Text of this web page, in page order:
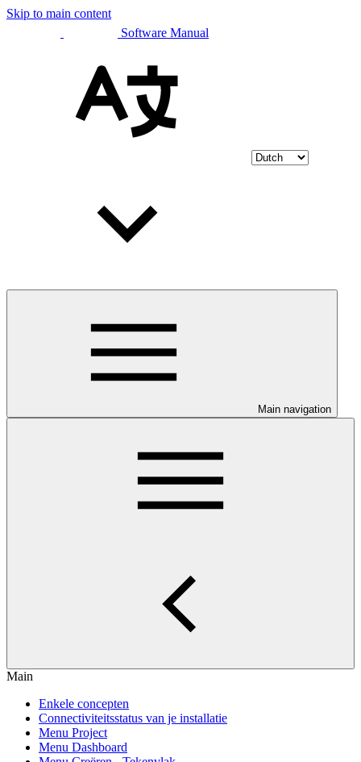
Skip to main content
Software Manual
Main navigation
Main
Enkele concepten
Connectiviteitsstatus van je installatie
Menu Project
Menu Dashboard